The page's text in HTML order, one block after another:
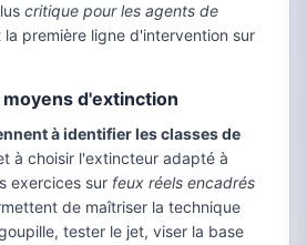
critique pour les agents de
la première ligne d'intervention sur
d'extinction
à identifier les classes de
à choisir l'extincteur adapté à
exercices sur feux réels encadrés
de maîtriser la technique
tester le jet, viser la base